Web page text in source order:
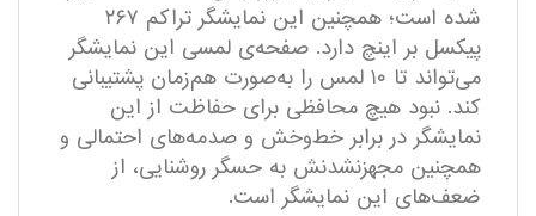
شده است؛ همچنین این نمایشگر تراکم ۲۶۷
پیکسل بر اینچ دارد. صفحه‌ی لمسی این نمایشگر
می‌تواند تا ۱۰ لمس را به‌صورت هم‌زمان پشتیبانی
کند. نبود هیچ محافظی برای حفاظت از این
نمایشگر در برابر خط‌وخش و صدمه‌های احتمالی و
همچنین مجهزنشدنش به حسگر روشنایی، از
ضعف‌های این نمایشگر است.